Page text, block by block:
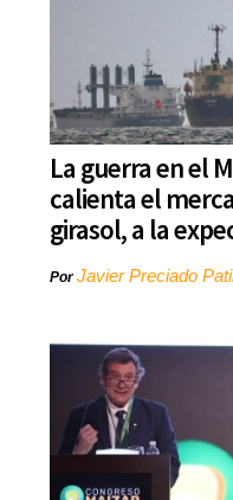
La guerra en el
calienta el
girasol, a la
PorJavier Preciado